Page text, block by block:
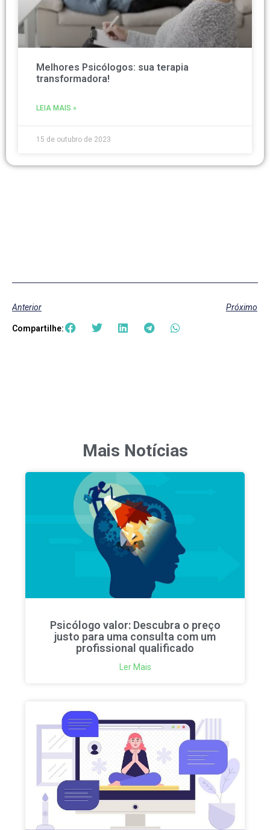
Melhores Psicólogos: sua terapia
transformadora!
LEIA MAIS »
15 de outubro de 2023
Anterior Próximo
Compartilhe:
Mais Notícias
Psicólogo valor: Descubra o preço
justo para uma consulta com um
profissional qualificado
Ler Mais